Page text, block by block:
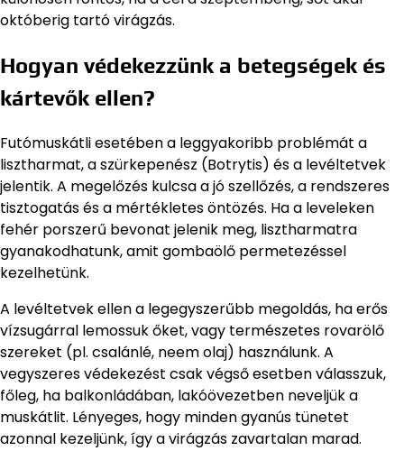
októberig tartó virágzás.
Hogyan védekezzünk a betegségek és
kártevők ellen?
Futómuskátli esetében a leggyakoribb problémát a
lisztharmat, a szürkepenész (Botrytis) és a levéltetvek
jelentik. A megelőzés kulcsa a jó szellőzés, a rendszeres
tisztogatás és a mértékletes öntözés. Ha a leveleken
fehér porszerű bevonat jelenik meg, lisztharmatra
gyanakodhatunk, amit gombaölő permetezéssel
kezelhetünk.
A levéltetvek ellen a legegyszerűbb megoldás, ha erős
vízsugárral lemossuk őket, vagy természetes rovarölő
szereket (pl. csalánlé, neem olaj) használunk. A
vegyszeres védekezést csak végső esetben válasszuk,
főleg, ha balkonládában, lakóövezetben neveljük a
muskátlit. Lényeges, hogy minden gyanús tünetet
azonnal kezeljünk, így a virágzás zavartalan marad.